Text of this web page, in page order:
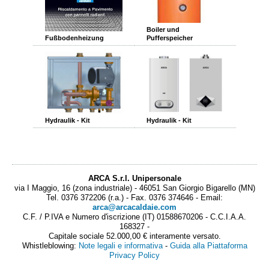
Fußbodenheizung
Boiler und
Pufferspeicher
Hydraulik - Kit Hydraulik - Kit
ARCA S.r.l. Unipersonale
via I Maggio, 16 (zona industriale) - 46051 San Giorgio Bigarello (MN)
Tel. 0376 372206 (r.a.) - Fax. 0376 374646 - Email:
arca@arcacaldaie.com
C.F. / P.IVA e Numero d'iscrizione (IT) 01588670206 - C.C.I.A.A.
168327 -
Capitale sociale 52.000,00 € interamente versato.
Whistleblowing: Note legali e informativa- Guida alla Piattaforma
Privacy Policy